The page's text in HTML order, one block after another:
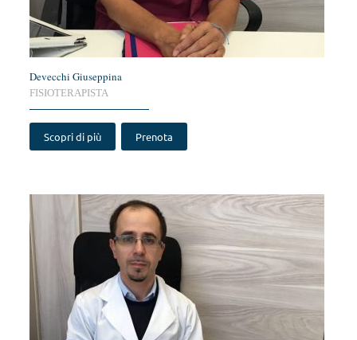
Devecchi Giuseppina
FISIOTERAPISTA
Scopri di più Prenota